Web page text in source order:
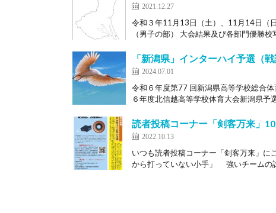
2021.12.27
令和３年11月13日（土）、11月14日（
（男子の部） 大会結果及び各部門優勝校
「新潟県」インターハイ予選（戦
2024.07.01
令和６年度第77 回新潟県高等学校総合
６年度北信越高等学校体育大会新潟県予
読者投稿コーナー「剣客万来」
2022.10.13
いつも読者投稿コーナー「剣客万来」に
から打っていない小手」 強いチームの